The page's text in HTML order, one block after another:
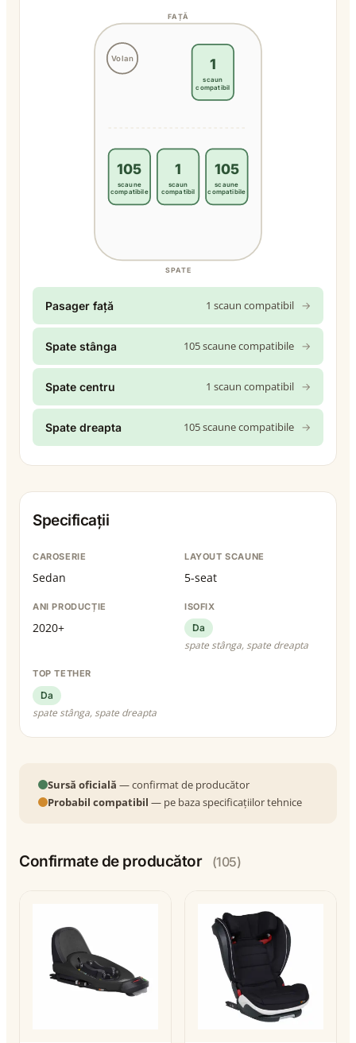
Volan
FAȚĂ
SPATE
1
scaun
compatibil
105
scaune
compatibile
1
scaun
compatibil
105
scaune
compatibile
Pasager față 1 scaun compatibil →
Spate stânga 105 scaune compatibile →
Spate centru 1 scaun compatibil →
Spate dreapta 105 scaune compatibile →
Specificații
CAROSERIE
Sedan
LAYOUT SCAUNE
5-seat
ANI PRODUCȚIE
2020+
ISOFIX
Da
spate stânga, spate dreapta
TOP TETHER
Da
spate stânga, spate dreapta
Sursă oficială — confirmat de producător
Probabil compatibil — pe baza specificațiilor tehnice
Confirmate de producător (105)